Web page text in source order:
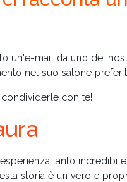
un'e-mail da uno dei
nel suo salone
con te!
tanto
storia è un vero e